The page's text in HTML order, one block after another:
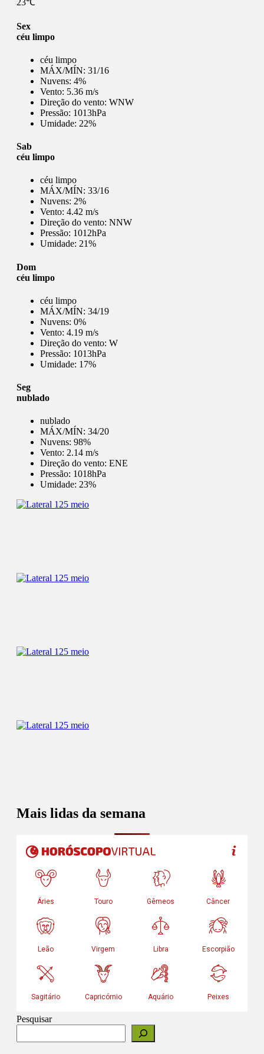
23℃
Sex
céu limpo
céu limpo
MÁX/MÍN: 31/16
Nuvens: 4%
Vento: 5.36 m/s
Direção do vento: WNW
Pressão: 1013hPa
Umidade: 22%
Sab
céu limpo
céu limpo
MÁX/MÍN: 33/16
Nuvens: 2%
Vento: 4.42 m/s
Direção do vento: NNW
Pressão: 1012hPa
Umidade: 21%
Dom
céu limpo
céu limpo
MÁX/MÍN: 34/19
Nuvens: 0%
Vento: 4.19 m/s
Direção do vento: W
Pressão: 1013hPa
Umidade: 17%
Seg
nublado
nublado
MÁX/MÍN: 34/20
Nuvens: 98%
Vento: 2.14 m/s
Direção do vento: ENE
Pressão: 1018hPa
Umidade: 23%
Mais lidas da semana
Pesquisar